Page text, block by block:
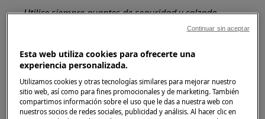
Utilice siempre guantes de seguridad y calzado
Tenga en cuenta que la autoreparación o la
reparación no profesional pueden tener
consecuencias para la seguridad si no se realizan
correctamente.
Esta web utiliza cookies para ofrecerte una
experiencia personalizada.
Utilizamos cookies y otras tecnologías similares para mejorar nuestro
sitio web, así como para fines promocionales y de marketing. También
compartimos información sobre el uso que le das a nuestra web con
nuestros socios de redes sociales, publicidad y análisis. Al hacer clic en
Continuar sin aceptar